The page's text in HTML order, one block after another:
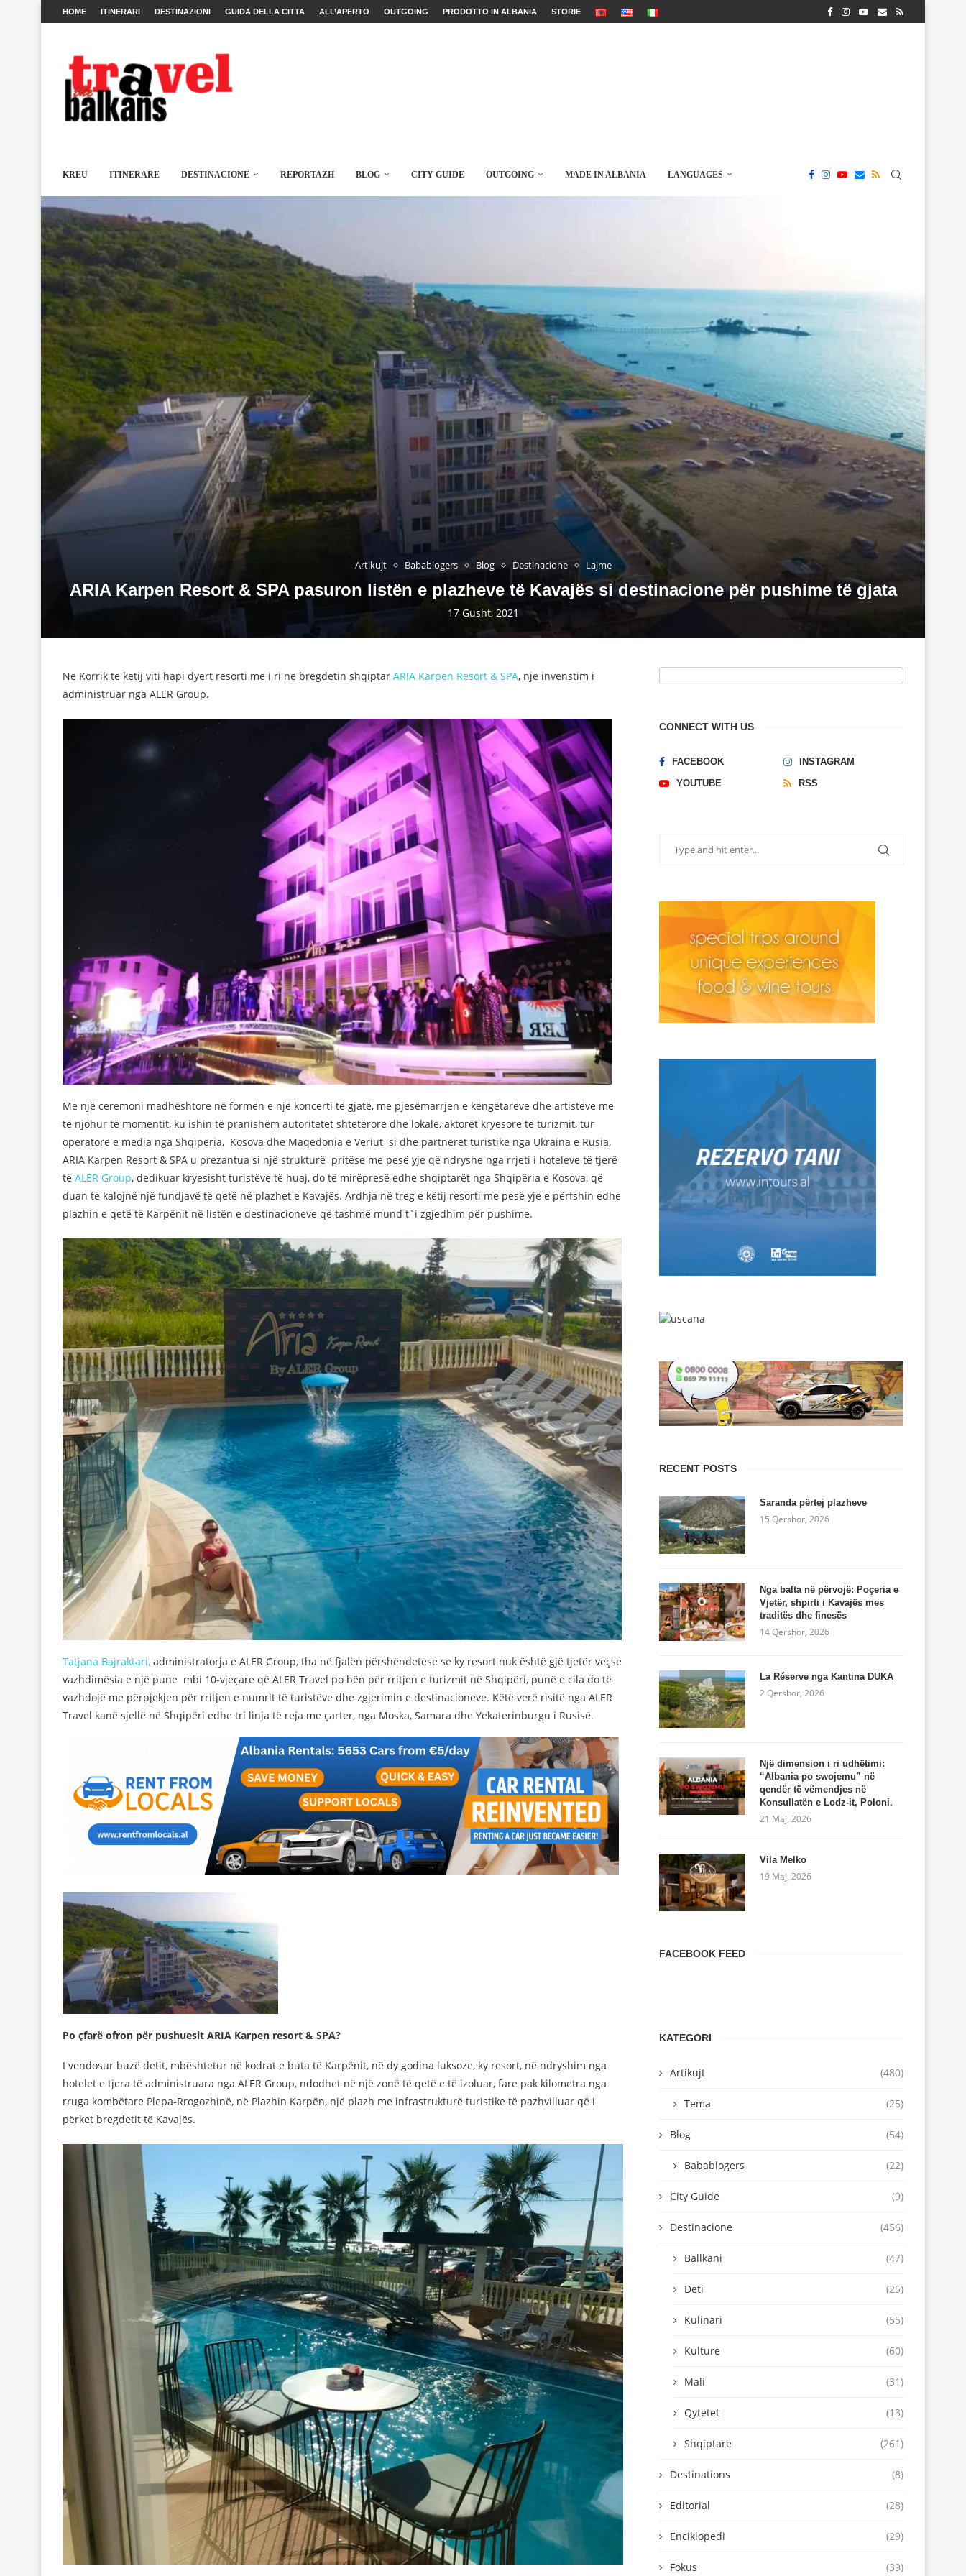
HOME ITINERARI DESTINAZIONI GUIDA DELLA CITTA ALL’APERTO OUTGOING PRODOTTO IN ALBANIA STORIE
KREU ITINERARE DESTINACIONE REPORTAZH BLOG CITY GUIDE OUTGOING MADE IN ALBANIA LANGUAGES
Artikujt Babablogers Blog Destinacione Lajme
ARIA Karpen Resort & SPA pasuron listën e plazheve të Kavajës si destinacione për pushime të gjata
17 Gusht, 2021
Në Korrik të këtij viti hapi dyert resorti më i ri në bregdetin shqiptar ARIA Karpen Resort & SPA, një invenstim i
administruar nga ALER Group.
Me një ceremoni madhështore në formën e një koncerti të gjatë, me pjesëmarrjen e këngëtarëve dhe artistëve më
të njohur të momentit, ku ishin të pranishëm autoritetet shtetërore dhe lokale, aktorët kryesorë të turizmit, tur
operatorë e media nga Shqipëria, Kosova dhe Maqedonia e Veriut si dhe partnerët turistikë nga Ukraina e Rusia,
ARIA Karpen Resort & SPA u prezantua si një strukturë pritëse me pesë yje që ndryshe nga rrjeti i hoteleve të tjerë
të ALER Group, dedikuar kryesisht turistëve të huaj, do të mirëpresë edhe shqiptarët nga Shqipëria e Kosova, që
duan të kalojnë një fundjavë të qetë në plazhet e Kavajës. Ardhja në treg e këtij resorti me pesë yje e përfshin edhe
plazhin e qetë të Karpënit në listën e destinacioneve që tashmë mund t`i zgjedhim për pushime.
Tatjana Bajraktari, administratorja e ALER Group, tha në fjalën përshëndetëse se ky resort nuk është gjë tjetër veçse
vazhdimësia e një pune mbi 10-vjeçare që ALER Travel po bën për rritjen e turizmit në Shqipëri, punë e cila do të
vazhdojë me përpjekjen për rritjen e numrit të turistëve dhe zgjerimin e destinacioneve. Këtë verë risitë nga ALER
Travel kanë sjellë në Shqipëri edhe tri linja të reja me çarter, nga Moska, Samara dhe Yekaterinburgu i Rusisë.
Po çfarë ofron për pushuesit ARIA Karpen resort & SPA?
I vendosur buzë detit, mbështetur në kodrat e buta të Karpënit, në dy godina luksoze, ky resort, në ndryshim nga
hotelet e tjera të administruara nga ALER Group, ndodhet në një zonë të qetë e të izoluar, fare pak kilometra nga
rruga kombëtare Plepa-Rrogozhinë, në Plazhin Karpën, një plazh me infrastrukturë turistike të pazhvilluar që i
përket bregdetit të Kavajës.
CONNECT WITH US
FACEBOOK
INSTAGRAM
YOUTUBE
RSS
RECENT POSTS
Saranda përtej plazheve
15 Qershor, 2026
Nga balta në përvojë: Poçeria e
Vjetër, shpirti i Kavajës mes
traditës dhe finesës
14 Qershor, 2026
La Réserve nga Kantina DUKA
2 Qershor, 2026
Një dimension i ri udhëtimi:
“Albania po swojemu” në
qendër të vëmendjes në
Konsullatën e Lodz-it, Poloni.
21 Maj, 2026
Vila Melko
19 Maj, 2026
FACEBOOK FEED
KATEGORI
Artikujt (480)
Tema (25)
Blog (54)
Babablogers (22)
City Guide (9)
Destinacione (456)
Ballkani (47)
Deti (25)
Kulinari (55)
Kulture (60)
Mali (31)
Qytetet (13)
Shqiptare (261)
Destinations (8)
Editorial (28)
Enciklopedi (29)
Fokus (39)